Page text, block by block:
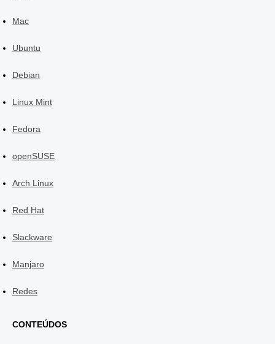
Mac
Ubuntu
Debian
Linux Mint
Fedora
openSUSE
Arch Linux
Red Hat
Slackware
Manjaro
Redes
CONTEÚDOS